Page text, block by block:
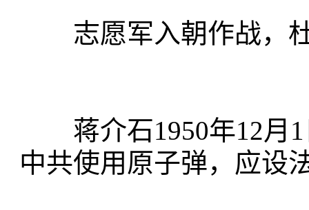
志愿军入朝作战，杜
蒋介石1950年12月1
中共使用原子弹，应设